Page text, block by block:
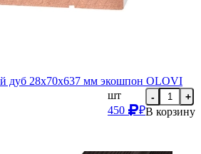
дуб 28х70х637 мм экошпон OLOVI
шт
450
₽
- +
В корзину